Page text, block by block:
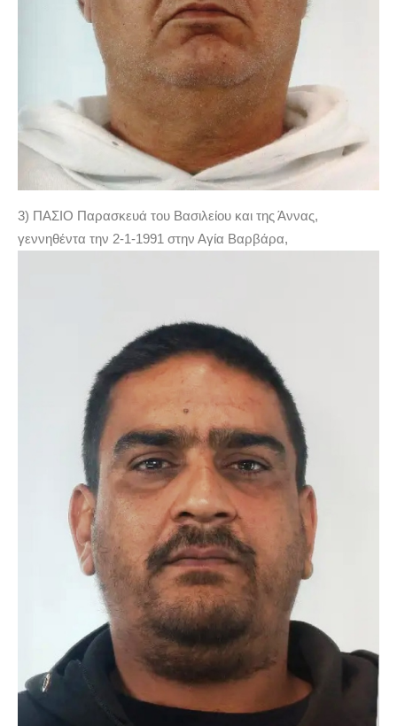
3) ΠΑΣΙΟ Παρασκευά του Βασιλείου και της Άννας,
γεννηθέντα την 2-1-1991 στην Αγία Βαρβάρα,